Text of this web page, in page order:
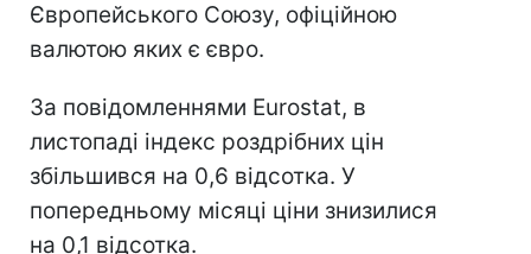
Європейського Союзу, офіційною
валютою яких є євро.
За повідомленнями Eurostat, в
листопаді індекс роздрібних цін
збільшився на 0,6 відсотка. У
попередньому місяці ціни знизилися
на 0,1 відсотка.